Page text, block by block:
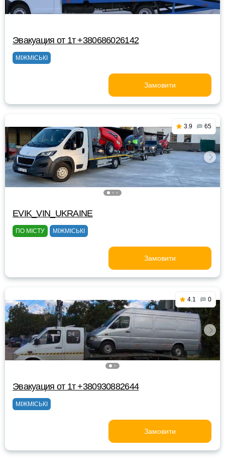
Эвакуация от 1т +380686026142
МІЖМІСЬКІ
Замовити
3.9 65
EVIK_VIN_UKRAINE
ПО МІСТУ МІЖМІСЬКІ
Замовити
4.1 0
Эвакуация от 1т +380930882644
МІЖМІСЬКІ
Замовити